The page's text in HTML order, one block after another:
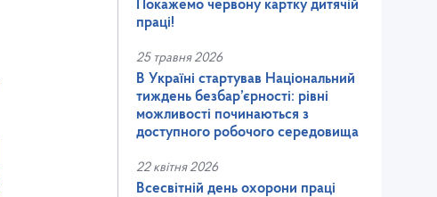
Покажемо червону картку дитячій
праці!
25 травня 2026
В Україні стартував Національний
тиждень безбар’єрності: рівні
можливості починаються з
доступного робочого середовища
22 квітня 2026
Всесвітній день охорони праці